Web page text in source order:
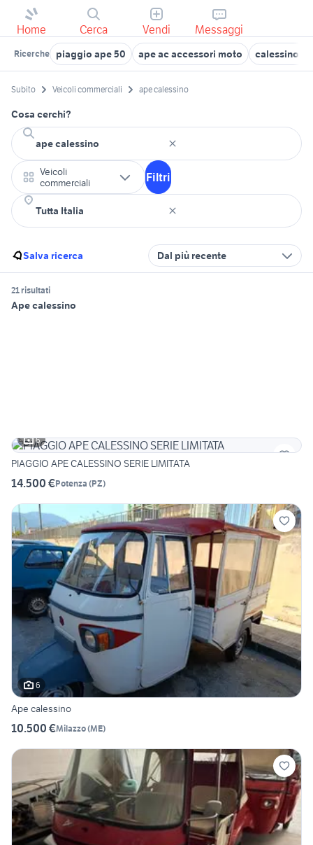
Home Cerca Vendi Messaggi
Ricerche piaggio ape 50 ape ac accessori moto calessino
Subito Veicoli commerciali ape calessino
Cosa cerchi?
Veicoli
commerciali
Filtri
Salva ricerca Dal più recente
21 risultati
Ape calessino
6
PIAGGIO APE CALESSINO SERIE LIMITATA
14.500 €Potenza (PZ)
6
Ape calessino
10.500 €Milazzo(ME)